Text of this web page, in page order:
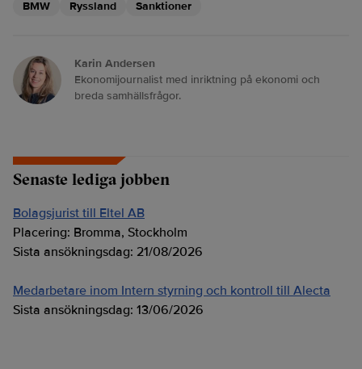
BMW Ryssland Sanktioner
Karin Andersen
Ekonomijournalist med inriktning på ekonomi och
breda samhällsfrågor.
Senaste lediga jobben
Bolagsjurist till Eltel AB
Placering: Bromma, Stockholm
Sista ansökningsdag: 21/08/2026
Medarbetare inom Intern styrning och kontroll till Alecta
Sista ansökningsdag: 13/06/2026